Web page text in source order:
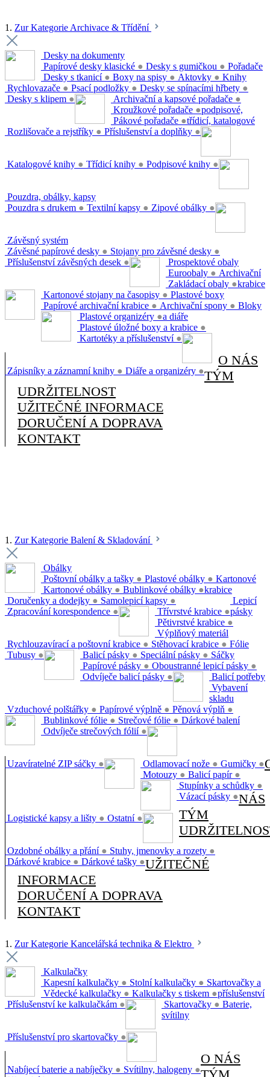
1. Zur Kategorie Archivace & Třídění
Desky na dokumenty
Papírové desky klasické ● Desky s gumičkou ●
Desky s tkanicí ● Boxy na spisy ● Aktovky ●
Rychlovazače ● Psací podložky ● Desky se spínacími hřbety ●
Desky s klipem ●
Pořadače
Archivační a kapsové pořadače ●
Kroužkové pořadače ●
Pákové pořadače ●
Rozlišovače a rejstříky ● Příslušenství a doplňky ●
Knihy
podpisové,
třídicí, katalogové
Katalogové knihy ● Třídicí knihy ● Podpisové knihy ●
Pouzdra, obálky, kapsy
Pouzdra s drukem ● Textilní kapsy ● Zipové obálky ●
Závěsný systém
Závěsné papírové desky ● Stojany pro závěsné desky ●
Příslušenství závěsných desek ●
Prospektové obaly
Euroobaly ●
Zakládací obaly ●
Archivační
krabice
Kartonové stojany na časopisy ●
Papírové archivační krabice ● Archivační spony ●
Plastové boxy
Plastové organizéry ●
Plastové úložné boxy a krabice ●
Kartotéky a příslušenství ●
Bloky
a diáře
Zápisníky a záznamní knihy ● Diáře a organizéry ●
O NÁS
TÝM
UDRŽITELNOST
UŽITEČNÉ INFORMACE
DORUČENÍ A DOPRAVA
KONTAKT
1. Zur Kategorie Balení & Skladování
Obálky
Poštovní obálky a tašky ● Plastové obálky ●
Kartonové obálky ● Bublinkové obálky ●
Doručenky a dodejky ● Samolepicí kapsy ●
Zpracování korespondence ●
Kartonové
krabice
Třívrstvé krabice ●
Pětivrstvé krabice ●
Rychlouzavírací a poštovní krabice ● Stěhovací krabice ●
Tubusy ●
Lepicí
pásky
Balicí pásky ● Speciální pásky ●
Papírové pásky ● Oboustranné lepicí pásky ●
Odvíječe balicí pásky ●
Výplňový materiál
Vzduchové polštářky ● Papírové výplně ● Pěnová výplň ●
Fólie
Bublinkové fólie ● Strečové fólie ●
Odvíječe strečových fólií ●
Sáčky
Uzavíratelné ZIP sáčky ●
Balicí potřeby
Odlamovací nože ● Gumičky ●
Motouzy ● Balicí papír ●
Vybavení
skladu
Stupínky a schůdky ●
Vázací pásky ●
Logistické kapsy a lišty ● Ostatní ●
Dárkové balení
Ozdobné obálky a přání ● Stuhy, jmenovky a rozety ●
Dárkové krabice ● Dárkové tašky ●
NÁS
TÝM
UŽITEČNÉ
INFORMACE
DORUČENÍ A DOPRAVA
KONTAKT
1. Zur Kategorie Kancelářská technika & Elektro
Kalkulačky
Kapesní kalkulačky ● Stolní kalkulačky ●
Vědecké kalkulačky ● Kalkulačky s tiskem ●
Příslušenství ke kalkulačkám ●
Skartovačky a
příslušenství
Skartovačky ●
Příslušenství pro skartovačky ●
Baterie,
svítilny
Nabíjecí baterie a nabíječky ● Svítilny, halogeny ●
O NÁS